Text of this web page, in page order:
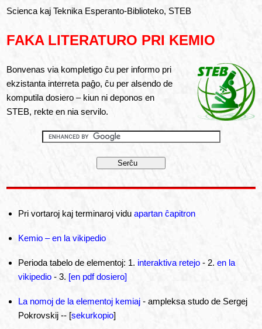
Scienca kaj Teknika Esperanto-Biblioteko, STEB
FAKA LITERATURO PRI KEMIO
Bonvenas via kompletigo ĉu per informo pri
ekzistanta interreta paĝo, ĉu per alsendo de
komputila dosiero – kiun ni deponos en
STEB, rekte en nia servilo.
Pri vortaroj kaj terminaroj vidu apartan ĉapitron
Kemio – en la vikipedio
Perioda tabelo de elementoj: 1. interaktiva retejo - 2. en la
vikipedio - 3. [en pdf dosiero]
La nomoj de la elementoj kemiaj - ampleksa studo de Sergej
Pokrovskij -- [sekurkopio]